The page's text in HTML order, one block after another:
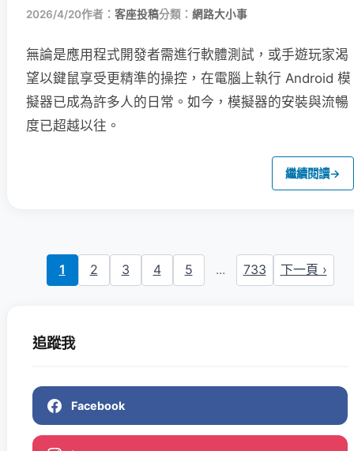
2026/4/20作者： 客座投稿分類： 網路大小事
無論是應用程式開發者需進行軟體測試，或手遊玩家渴
望以鍵鼠享受更精準的操控，在電腦上執行 Android 模
擬器已成為許多人的日常。如今，模擬器的安裝與流暢
度已超越以往。
繼續閱讀→
1 2 3 4 5 ... 733 下一頁 ›
追蹤我
Facebook